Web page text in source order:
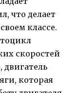
что делает
классе.
скоростей
двигатель
которая